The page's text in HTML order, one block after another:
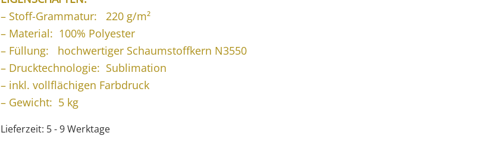
– Stoff-Grammatur: 220 g/m²
– Material: 100% Polyester
– Füllung: hochwertiger Schaumstoffkern N3550
– Drucktechnologie: Sublimation
– inkl. vollflächigen Farbdruck
– Gewicht: 5 kg
Lieferzeit: 5 - 9 Werktage